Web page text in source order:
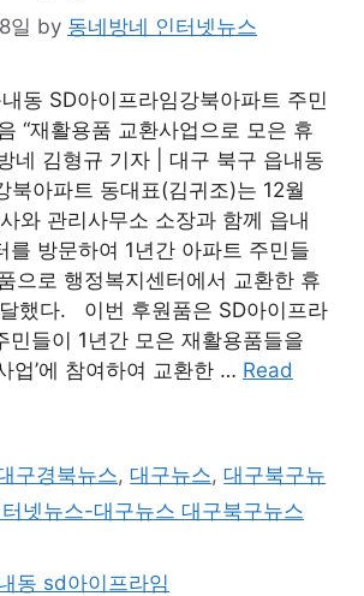
일 by 동네방네 인터넷뉴스
동 SD아이프라임강북아파트 주민
“재활용품 교환사업으로 모은 휴
네 김형규 기자 | 대구 북구 읍내동
북아파트 동대표(김귀조)는 12월
와 관리사무소 소장과 함께 읍내
를 방문하여 1년간 아파트 주민들
으로 행정복지센터에서 교환한 휴
했다. 이번 후원품은 SD아이프라
민들이 1년간 모은 재활용품들을
업’에 참여하여 교환한 … Read
구경북뉴스,대구뉴스,대구북구뉴
넷뉴스-대구뉴스 대구북구뉴스
동 sd아이프라임